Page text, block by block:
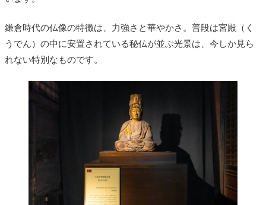
鎌倉時代の仏像の特徴は、力強さと華やかさ。普段は宮殿（く
うでん）の中に安置されている秘仏が並ぶ光景は、今しか見ら
れない特別なものです。